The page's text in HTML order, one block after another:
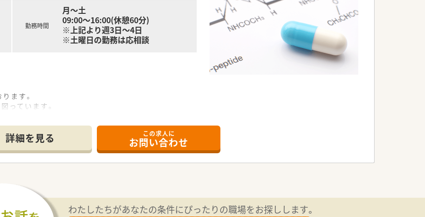
局で年間休日115日ございます。プライベートの充実が仕事の質につながるという観点で、
という理念の根幹であり、長年従業員から愛される秘訣です。
育休・産休取得率が高く、長く働くことが出来る職場環境です。
ント研修などご自身のレベルに応じた研修の受講が可能です。在宅やセルフメディケーション、
安心できる教育プログラムがあるので安心してスキルアップ出来ます。
ある分野を学べるテーマ別研修があり、その他年次や役職に合わせた研修が充実しています。
九州大学病院と提携をしており、症例集めなどは可能です。
勤務時間
月～土
09:00～16:00(休憩60分)
※上記より週3日～4日
※土曜日の勤務は応相談
ます。
っています。
ん。
落ち着いて働ける環境が整っています。
ップも可能です。
。通勤にも便利な場所です。
詳細を見る この求人に
お問い合わせ
わたしたちがあなたの条件にぴったりの職場をお探しします。